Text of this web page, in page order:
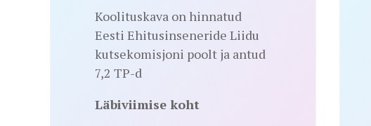
Koolituskava on hinnatud
Eesti Ehitusinseneride Liidu
kutsekomisjoni poolt ja antud
7,2 TP-d
Läbiviimise koht